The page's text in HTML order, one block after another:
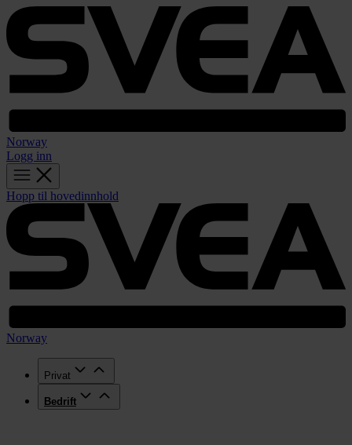
Norway
Logg inn
Hopp til hovedinnhold
Norway
Privat
Bedrift